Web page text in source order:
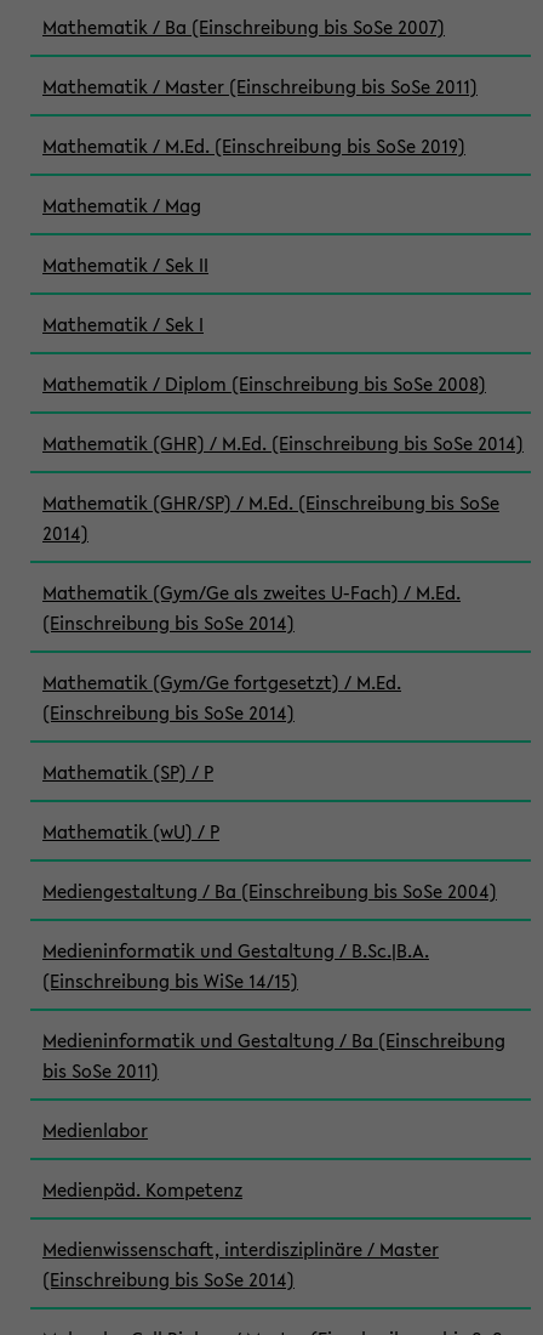
Mathematik / Ba (Einschreibung bis SoSe 2007)
Mathematik / Master (Einschreibung bis SoSe 2011)
Mathematik / M.Ed. (Einschreibung bis SoSe 2019)
Mathematik / Mag
Mathematik / Sek II
Mathematik / Sek I
Mathematik / Diplom (Einschreibung bis SoSe 2008)
Mathematik (GHR) / M.Ed. (Einschreibung bis SoSe 2014)
Mathematik (GHR/SP) / M.Ed. (Einschreibung bis SoSe
2014)
Mathematik (Gym/Ge als zweites U-Fach) / M.Ed.
(Einschreibung bis SoSe 2014)
Mathematik (Gym/Ge fortgesetzt) / M.Ed.
(Einschreibung bis SoSe 2014)
Mathematik (SP) / P
Mathematik (wU) / P
Mediengestaltung / Ba (Einschreibung bis SoSe 2004)
Medieninformatik und Gestaltung / B.Sc.|B.A.
(Einschreibung bis WiSe 14/15)
Medieninformatik und Gestaltung / Ba (Einschreibung
bis SoSe 2011)
Medienlabor
Medienpäd. Kompetenz
Medienwissenschaft, interdisziplinäre / Master
(Einschreibung bis SoSe 2014)